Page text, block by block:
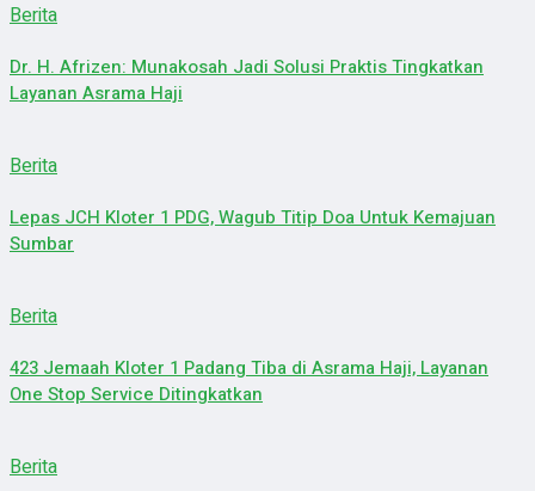
Berita
Dr. H. Afrizen: Munakosah Jadi Solusi Praktis Tingkatkan
Layanan Asrama Haji
Berita
Lepas JCH Kloter 1 PDG, Wagub Titip Doa Untuk Kemajuan
Sumbar
Berita
423 Jemaah Kloter 1 Padang Tiba di Asrama Haji, Layanan
One Stop Service Ditingkatkan
Berita